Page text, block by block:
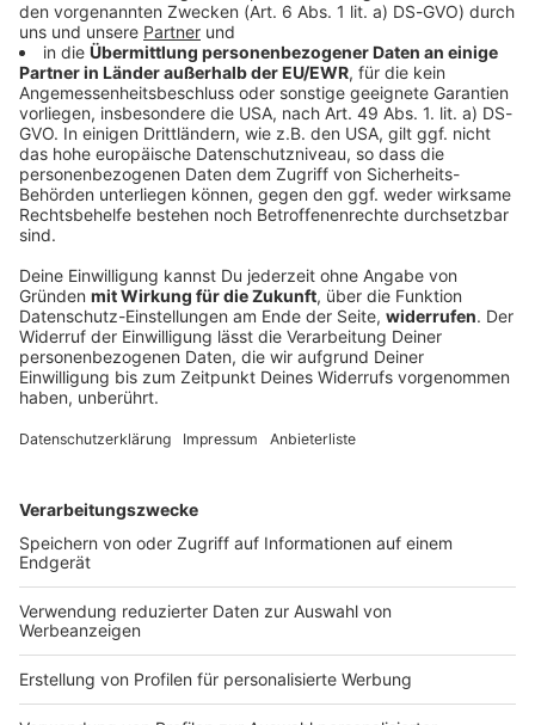
Funkel schwärmt von Klose: «Wahnsinnig gute
Arbeit»
Ein Tabellenziel hat der 1. FC Nürnberg öffentlich
nicht ausgegeben. Geht es nach Trainer-Urgestein
und den Franken ganz nach oben.
DEINE GEMERKTEN ARTIKEL
Du hast dir noch keine Artikel gemerkt
Markiere sie hierfür mit einem